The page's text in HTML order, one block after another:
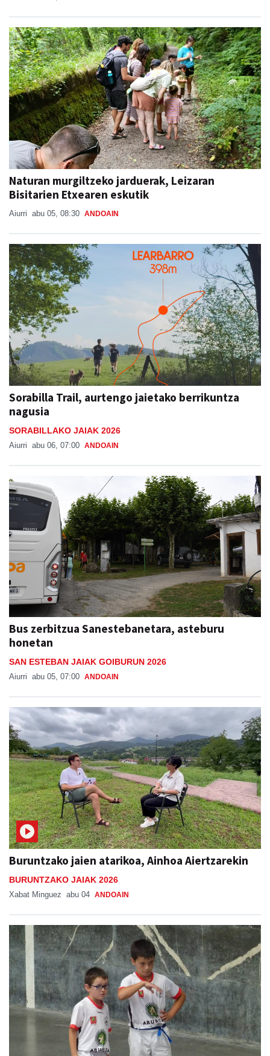
Naturan murgiltzeko jarduerak, Leizaran
Bisitarien Etxearen eskutik
Aiurri abu 05, 08:30 ANDOAIN
Sorabilla Trail, aurtengo jaietako berrikuntza
nagusia
SORABILLAKO JAIAK 2026
Aiurri abu 06, 07:00 ANDOAIN
Bus zerbitzua Sanestebanetara, asteburu
honetan
SAN ESTEBAN JAIAK GOIBURUN 2026
Aiurri abu 05, 07:00 ANDOAIN
Buruntzako jaien atarikoa, Ainhoa Aiertzarekin
BURUNTZAKO JAIAK 2026
Xabat Minguez abu 04 ANDOAIN